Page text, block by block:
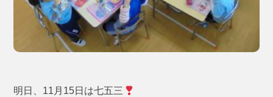
明日、11月15日は七五三